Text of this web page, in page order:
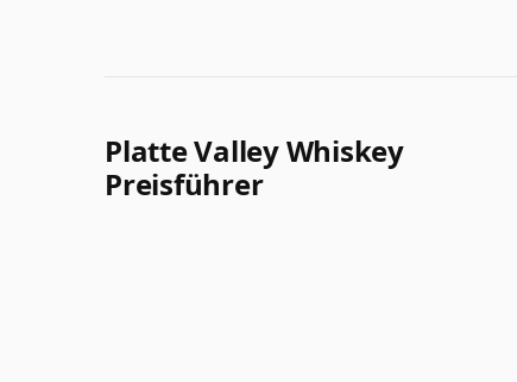
Platte Valley Whiskey
Preisführer